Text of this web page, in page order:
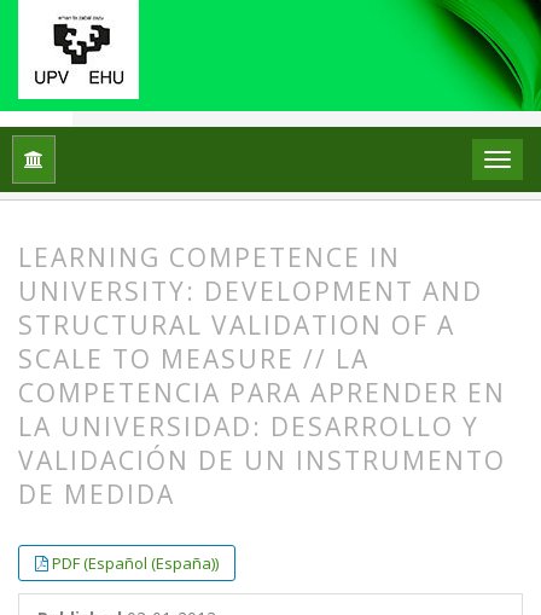
Home
LEARNING COMPETENCE IN
UNIVERSITY: DEVELOPMENT AND
STRUCTURAL VALIDATION OF A
SCALE TO MEASURE // LA
COMPETENCIA PARA APRENDER EN
LA UNIVERSIDAD: DESARROLLO Y
VALIDACIÓN DE UN INSTRUMENTO
DE MEDIDA
PDF (Español (España))